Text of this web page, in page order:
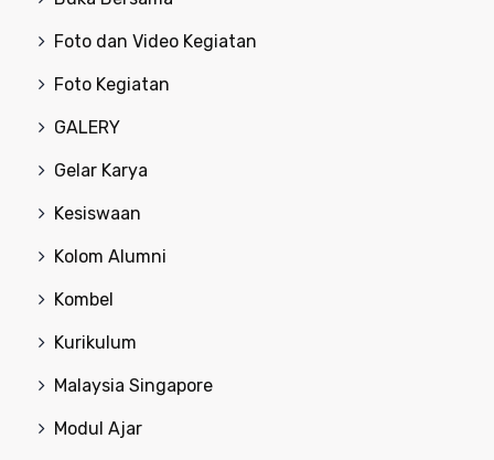
Foto dan Video Kegiatan
Foto Kegiatan
GALERY
Gelar Karya
Kesiswaan
Kolom Alumni
Kombel
Kurikulum
Malaysia Singapore
Modul Ajar